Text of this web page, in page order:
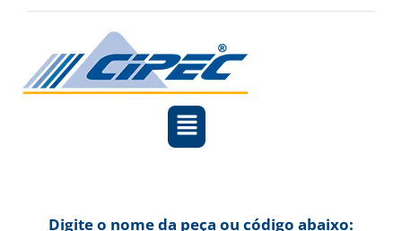
Digite o nome da peça ou código abaixo: